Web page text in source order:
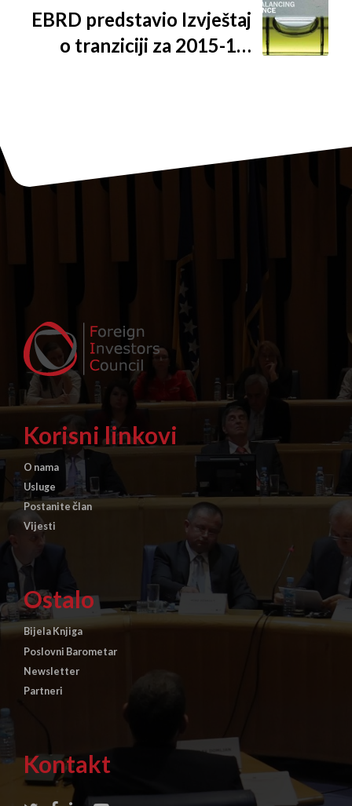
EBRD predstavio Izvještaj
o tranziciji za 2015-16:
Korisni linkovi
O nama
Usluge
Postanite član
Vijesti
Ostalo
Bijela Knjiga
Poslovni Barometar
Newsletter
Partneri
Kontakt